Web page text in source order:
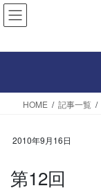
コ
ン
ン
へ
ナ
ビ
ー
ョ
HOME 記事一覧
2010年9月16日
第12回